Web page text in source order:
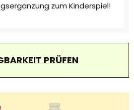
zum Kinderspiel!
PRÜFEN